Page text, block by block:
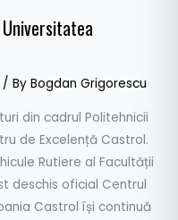
/ By Bogdan Grigorescu
din cadrul Politehnicii
de Excelență Castrol.
Rutiere al Facultății
deschis oficial Centrul
Castrol își continuă